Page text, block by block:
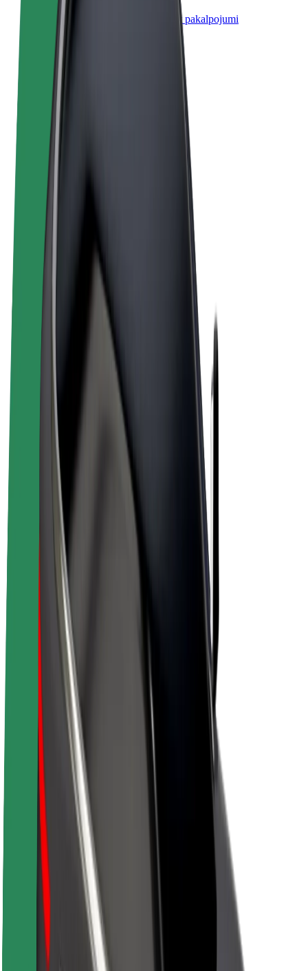
Bolt for Business
Tavam uzņēmumam pielāgoti Bolt pakalpojumi
Noteikumi un nosacījumi
Privātuma politika
Sīkdatnes
© 2026 Bolt Technology OÜ
Pakalpojumi
Bolt Market
Bolt for Business
Gūsti ieņēmumus ar Bolt
Autovadītāja ieņēmumi
Kurjeri
Kurjerpartnera ieņēmumi
Bolt Food tirgotāji
Reģistrē autoparku
Franšīzes
Par uzņēmumu
Karjera
Par Bolt
Bolt ilgtspējība
Project Zero
Blogs
Ziņu telpa
Zīmola vadlīnijas
Misija
Attiecības ar investoriem
Vadība
Zīmols
Mediji
Pilsētvides fonds
Drošība